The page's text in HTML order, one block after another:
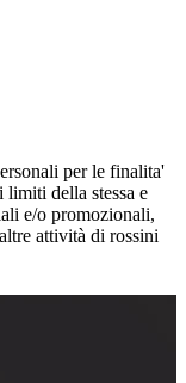
per le finalita'
della stessa e
e/o promozionali,
attività di rossini